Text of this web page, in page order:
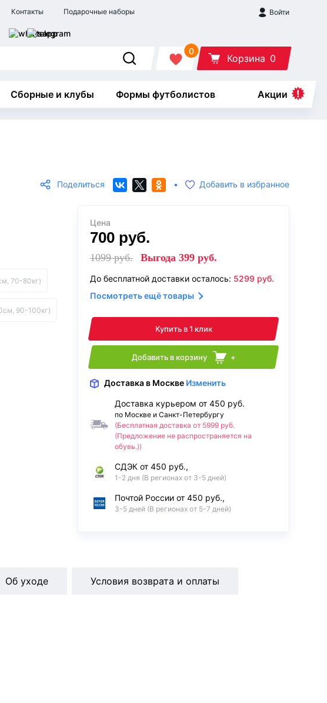
Контакты Подарочные наборы Войти
0
Корзина 0
Сборные и клубы Формы футболистов Акции
Поделиться • Добавить в избранное
70-80кг)
90-100кг)
Цена
700 руб.
1099руб. Выгода 399 руб.
До бесплатной доставки осталось: 5299 руб.
Посмотреть ещё товары
Купить в 1 клик
Добавить в корзину +
Доставка в Москве Изменить
Доставка курьером от 450 руб.
по Москве и Санкт-Петербургу
(Бесплатная доставка от 5999 руб.
(Предложение не распространяется на
обувь.))
СДЭК от 450 руб.,
1-2 дня (В регионах от 3-5 дней)
Почтой России от 450 руб.,
3-5 дней (В регионах от 5-7 дней)
Об уходе Условия возврата и оплаты